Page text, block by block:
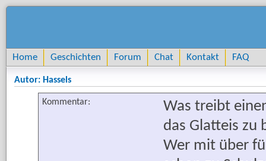
Home Geschichten Forum Chat Kontakt FAQ
Autor: Hassels
Kommentar:
Was treibt
das Glatteis zu
Wer mit über